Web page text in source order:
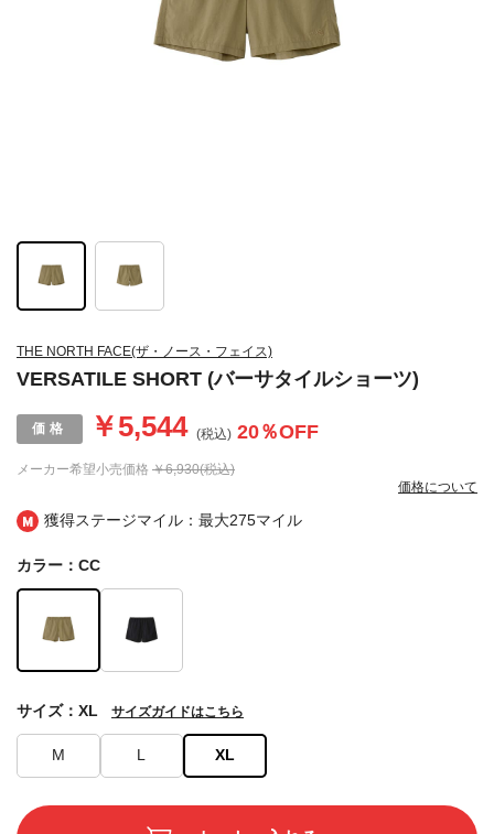
獲得ステージマイル：最大275マイル
THE NORTH FACE(ザ・ノース・フェイス)
VERSATILE SHORT (バーサタイルショーツ)
メーカー希望小売価格 ￥6,930(税込)
￥5,544 (税込) 20％OFF
価格について
カラー：CC
M L XL
サイズ：XL サイズガイドはこちら